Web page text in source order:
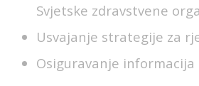
Svjetske zdravstvene
Usvajanje strategije za
Osiguravanje